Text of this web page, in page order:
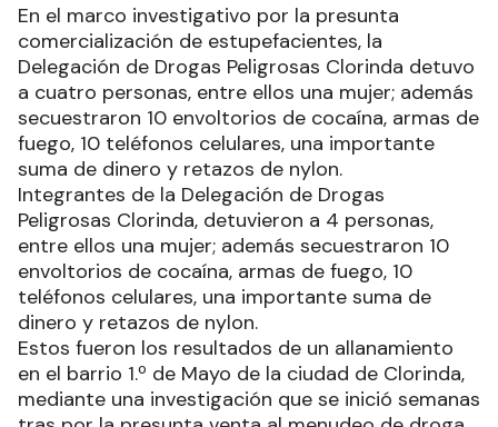
En el marco investigativo por la presunta
comercialización de estupefacientes, la
Delegación de Drogas Peligrosas Clorinda detuvo
a cuatro personas, entre ellos una mujer; además
secuestraron 10 envoltorios de cocaína, armas de
fuego, 10 teléfonos celulares, una importante
suma de dinero y retazos de nylon.
Integrantes de la Delegación de Drogas
Peligrosas Clorinda, detuvieron a 4 personas,
entre ellos una mujer; además secuestraron 10
envoltorios de cocaína, armas de fuego, 10
teléfonos celulares, una importante suma de
dinero y retazos de nylon.
Estos fueron los resultados de un allanamiento
en el barrio 1.º de Mayo de la ciudad de Clorinda,
mediante una investigación que se inició semanas